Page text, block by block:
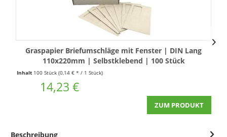
Graspapier Briefumschläge mit Fenster | DIN Lang
110x220mm | Selbstklebend | 100 Stück
Inhalt 100 Stück (0,14 € * / 1 Stück)
14,23 €
ZUM PRODUKT
Beschreibung